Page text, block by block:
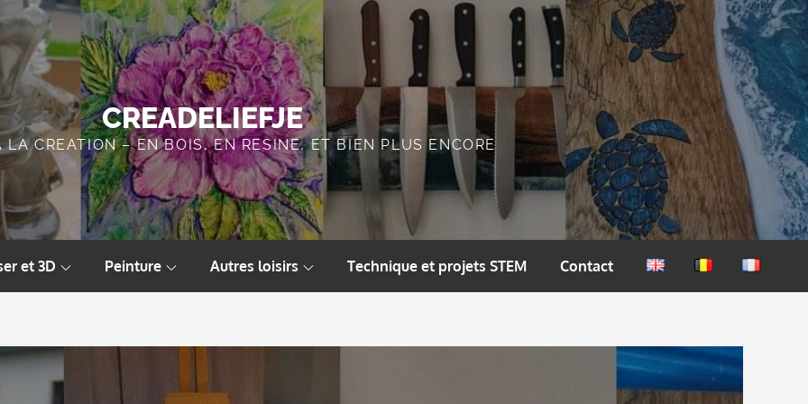
CREADELIEFJE
LA CREATION – EN BOIS, EN RESINE, ET BIEN PLUS ENCORE
et 3D Peinture Autres loisirs Technique et projets STEM Contact
EnglishNederlandsFrançais